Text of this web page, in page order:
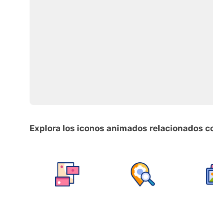
Explora los iconos animados relacionados